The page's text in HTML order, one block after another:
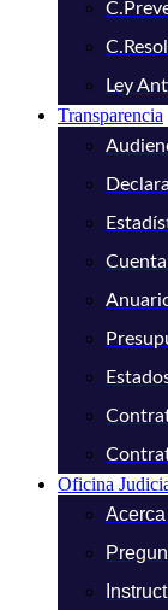
Ley
Transparencia
Oficina